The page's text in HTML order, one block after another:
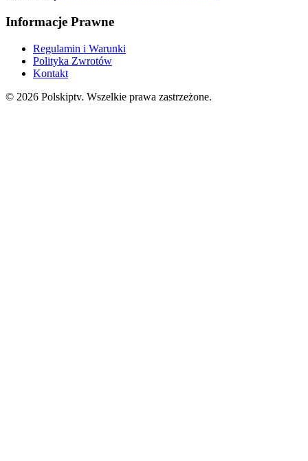
Informacje Prawne
Regulamin i Warunki
Polityka Zwrotów
Kontakt
© 2026 Polskiptv. Wszelkie prawa zastrzeżone.